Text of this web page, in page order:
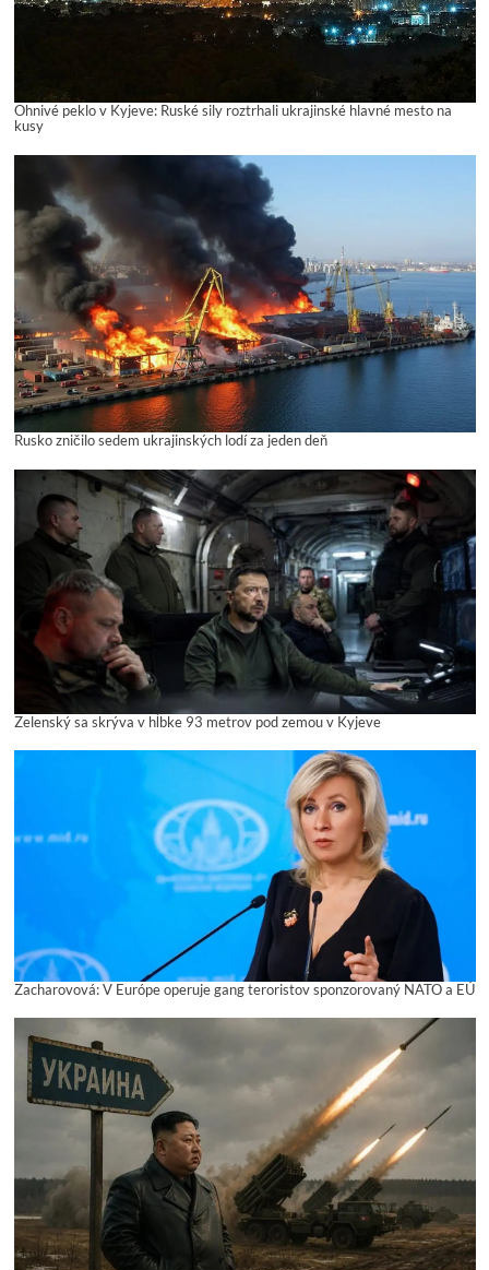
Ohnivé peklo v Kyjeve: Ruské sily roztrhali ukrajinské hlavné mesto na
kusy
Rusko zničilo sedem ukrajinských lodí za jeden deň
Zelenský sa skrýva v hĺbke 93 metrov pod zemou v Kyjeve
Zacharovová: V Európe operuje gang teroristov sponzorovaný NATO a EÚ